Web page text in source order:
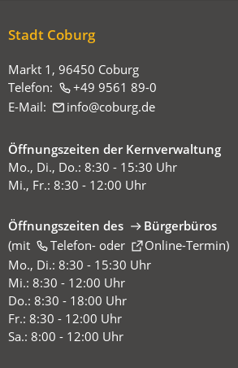
hier:
Stadt Coburg
Markt 1, 96450 Coburg
Telefon:
+49 9561 89-0
E-Mail:
info coburg de
Öffnungszeiten der Kernverwaltung
Mo., Di., Do.: 8:30 - 15:30 Uhr
Mi., Fr.: 8:30 - 12:00 Uhr
Öffnungszeiten des
Bürgerbüros
(mit
Telefon-oder Online-Termin
(Öffnet
in
einem
neuen
Tab)
)
Mo., Di.: 8:30 - 15:30 Uhr
Mi.: 8:30 - 12:00 Uhr
Do.: 8:30 - 18:00 Uhr
Fr.: 8:30 - 12:00 Uhr
Sa.: 8:00 - 12:00 Uhr